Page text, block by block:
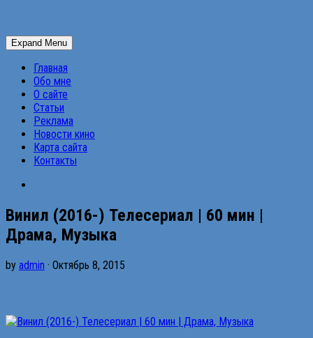
Expand Menu
Главная
Обо мне
О сайте
Статьи
Реклама
Новости кино
Карта сайта
Контакты
Винил (2016-) Телесериал | 60 мин |
Драма, Музыка
by admin · Октябрь 8, 2015